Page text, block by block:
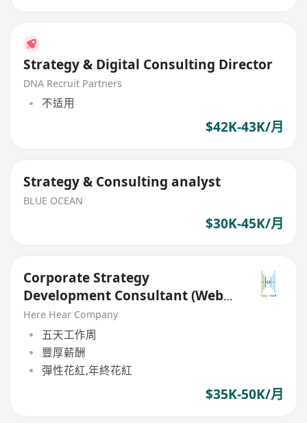
Strategy & Digital Consulting Director
DNA Recruit Partners
不适用
$42K-43K/月
Strategy & Consulting analyst
BLUE OCEAN
$30K-45K/月
Corporate Strategy
Development Consultant (Web3
& New Consumption Focus)
Here Hear Company
五天工作周
豐厚薪酬
彈性花紅,年終花紅
$35K-50K/月